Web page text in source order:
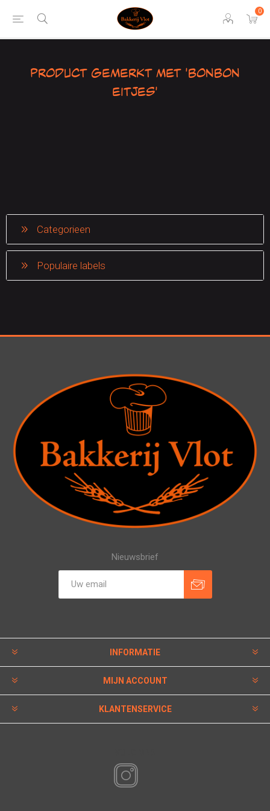
0
Product gemerkt met 'bonbon
eitjes'
Categorieen
Populaire labels
Nieuwsbrief
INFORMATIE
MIJN ACCOUNT
KLANTENSERVICE